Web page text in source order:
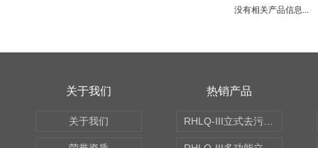
没有相关产品信息...
关于我们
关于我们
热销产品